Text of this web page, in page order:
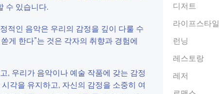
수 있습니다.
적인 음악은 우리의 감정을 깊이 다룰 수
게 한다”는 것은 각자의 취향과 경험에
, 우리가 음악이나 예술 작품에 갖는 감정
각을 유지하고, 자신의 감정을 소중히 여
디저트
라이프스타일
런닝
레스토랑
레저